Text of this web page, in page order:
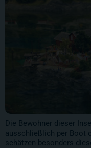
Die Bewohner dieser
ausschließlich per Boot
schätzen besonders